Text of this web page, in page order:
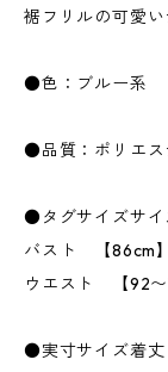
裾フリルの可愛
●色：ブルー系
●品質：ポリエス
●タグサイズサ
バスト 【86cm】
ウエスト 【92〜
●実寸サイズ着